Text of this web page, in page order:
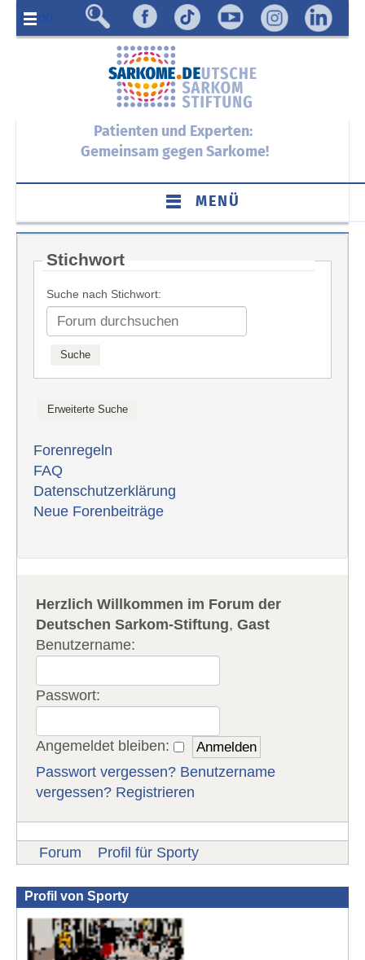
Menü
Patienten und Experten:
Gemeinsam gegen Sarkome!
MENÜ
Stichwort
Suche nach Stichwort:
Forenregeln
FAQ
Datenschutzerklärung
Neue Forenbeiträge
Herzlich Willkommen im Forum der
Deutschen Sarkom-Stiftung,Gast
Benutzername:
Passwort:
Angemeldet bleiben:
Passwort vergessen? Benutzername
vergessen? Registrieren
Forum Profil für Sporty
Profil von Sporty